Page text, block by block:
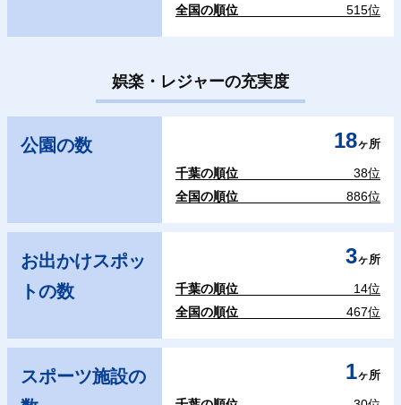
全国の順位
515位
娯楽・レジャーの充実度
公園の数 18ヶ所
千葉の順位
38位
全国の順位
886位
お出かけスポッ
トの数
3ヶ所
千葉の順位
14位
全国の順位
467位
スポーツ施設の
1ヶ所